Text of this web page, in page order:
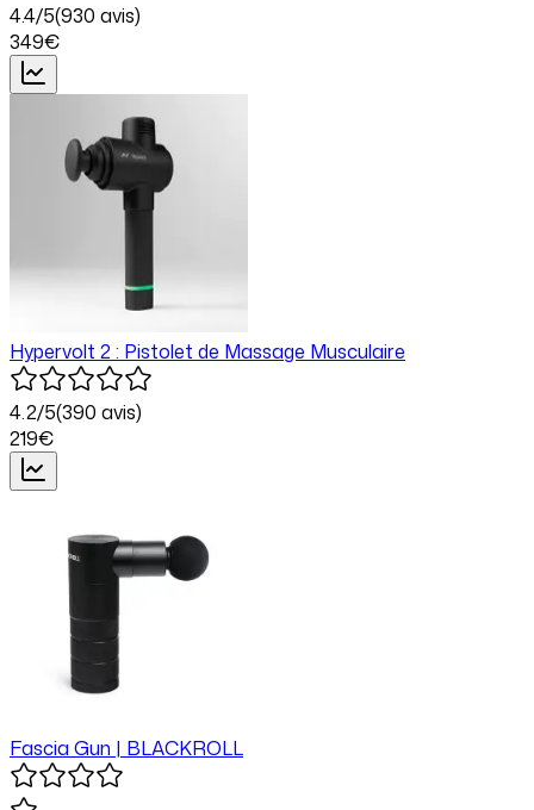
4.4/5(930 avis)
349€
Hypervolt 2 : Pistolet de Massage Musculaire
4.2/5(390 avis)
219€
Fascia Gun | BLACKROLL